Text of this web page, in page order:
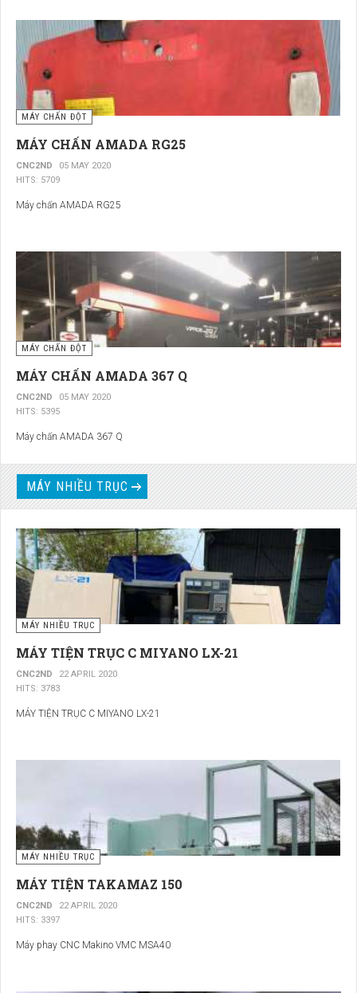
MÁY CHẤN ĐỘT
MÁY CHẤN AMADA RG25
CNC2ND
05 MAY 2020
HITS: 5709
Máy chấn AMADA RG25
MÁY CHẤN ĐỘT
MÁY CHẤN AMADA 367 Q
CNC2ND
05 MAY 2020
HITS: 5395
Máy chấn AMADA 367 Q
MÁY NHIỀU TRỤC
MÁY NHIỀU TRỤC
MÁY TIỆN TRỤC C MIYANO LX-21
CNC2ND
22 APRIL 2020
HITS: 3783
MÁY TIỆN TRỤC C MIYANO LX-21
MÁY NHIỀU TRỤC
MÁY TIỆN TAKAMAZ 150
CNC2ND
22 APRIL 2020
HITS: 3397
Máy phay CNC Makino VMC MSA40